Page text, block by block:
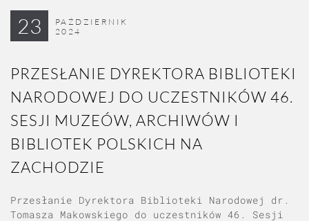
23
PAŹDZIERNIK
2024
PRZESŁANIE DYREKTORA BIBLIOTEKI
NARODOWEJ DO UCZESTNIKÓW 46.
SESJI MUZEÓW, ARCHIWÓW I
BIBLIOTEK POLSKICH NA
ZACHODZIE
Przesłanie Dyrektora Biblioteki Narodowej dr.
Tomasza Makowskiego do uczestników 46. Sesji